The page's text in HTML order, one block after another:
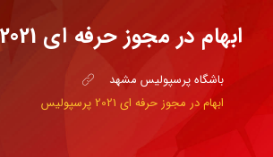
ابهام در مجوز حرفه ای 2021 پرسپولیس
باشگاه پرسپولیس مشهد
ابهام در مجوز حرفه ای 2021 پرسپولیس